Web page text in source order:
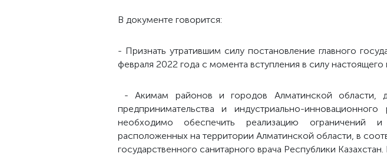
В документе говорится:
- Признать утратившим силу постановление главного
февраля 2022 года с момента вступления в силу настоящего
- Акимам районов и городов Алматинской области,
предпринимательства и индустриально-
необходимо обеспечить реализацию ограничений
расположенных на территории Алматинской области, в
государственного санитарного врача Республики